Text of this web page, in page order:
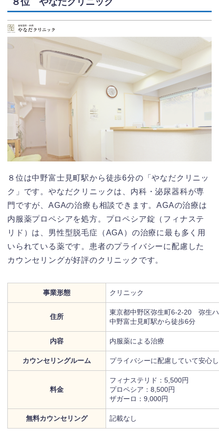
８位は中野富士見町駅から徒歩6分の「やなだクリニッ
ク」です。やなだクリニックは、内科・泌尿器科が専
門ですが、AGAの治療も相談できます。AGAの治療は
内服薬プロペシアを処方。プロペシア錠（フィナステ
リド）は、男性型脱毛症（AGA）の治療に最も多く用
いられている薬です。患者のプライバシーに配慮した
カウンセリングが好評のクリニックです。
事業形態 クリニック
住所
東京都中野区弥生町6-2-20 弥生
中野富士見町駅から徒歩6分
内容 内服薬による治療
カウンセリングルーム プライバシーに配慮していて安心
料金
フィナステリド：5,500円
プロペシア：8,500円
ザガーロ：9,000円
無料カウンセリング 記載なし